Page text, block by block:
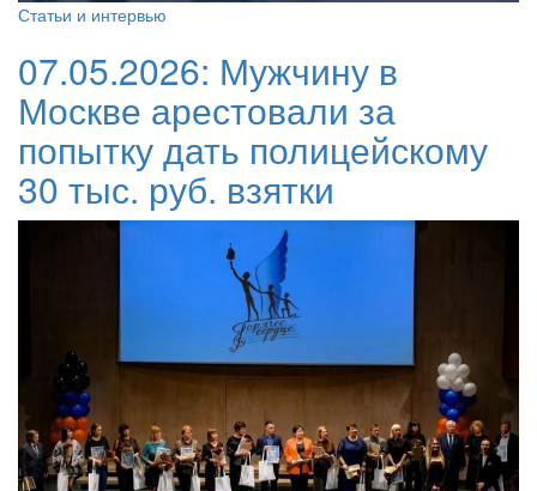
Статьи и интервью
07.05.2026: Мужчину в
Москве арестовали за
попытку дать полицейскому
30 тыс. руб. взятки